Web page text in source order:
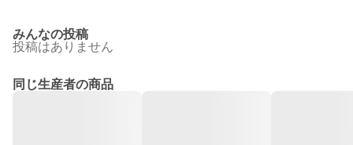
みんなの投稿
投稿はありません
同じ生産者の商品